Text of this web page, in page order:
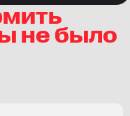
не было